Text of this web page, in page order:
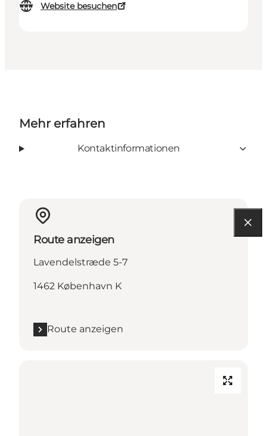
Website besuchen
Mehr erfahren
Kontaktinformationen
Route anzeigen
Lavendelstræde 5-7
1462 København K
Route anzeigen